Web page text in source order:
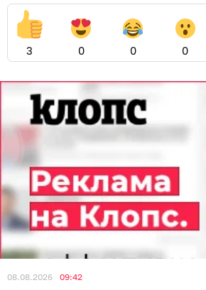
3 0 0 0
08.08.2026 09:42